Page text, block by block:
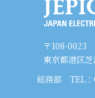
〒108-0023
東京都港区
総務部
TEL